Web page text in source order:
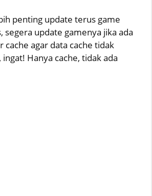
penting update terus game
segera update gamenya jika ada
cache agar data cache tidak
Hanya cache, tidak ada